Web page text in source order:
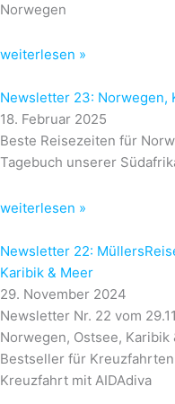
Norwegen
weiterlesen »
Newsletter 23: Norwegen,
18. Februar 2025
Beste Reisezeiten für
Tagebuch unserer
weiterlesen »
Newsletter 22:
Karibik & Meer
29. November 2024
Newsletter Nr. 22 vom
Norwegen, Ostsee, Karibik
Bestseller für
Kreuzfahrt mit AIDAdiva